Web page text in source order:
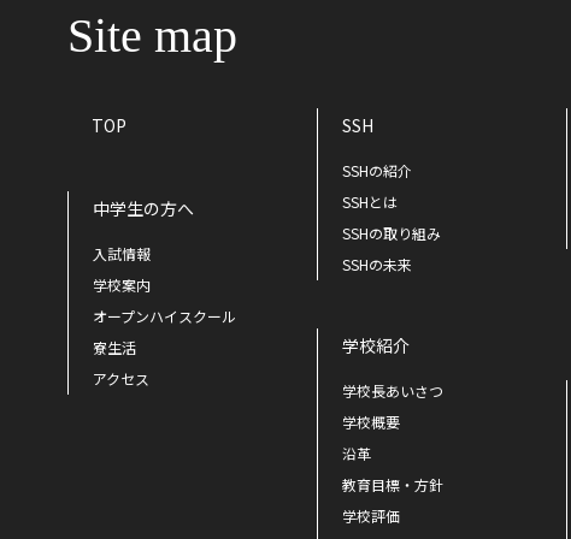
Site map
TOP
中学生の方へ
入試情報
学校案内
オープンハイスクール
寮生活
アクセス
SSH
SSHの紹介
SSHとは
SSHの取り組み
SSHの未来
学校紹介
学校長あいさつ
学校概要
沿革
教育目標・方針
学校評価